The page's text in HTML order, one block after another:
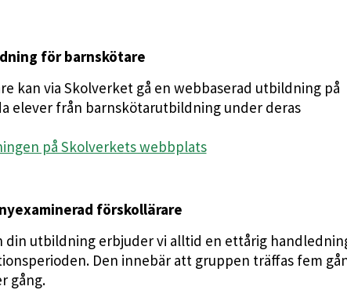
för barnskötare
kan via Skolverket gå en webbaserad utbildning på
elever från barnskötarutbildning under deras
på Skolverkets webbplats
förskollärare
din utbildning erbjuder vi alltid en ettårig
Den innebär att gruppen träffas fem
gång.